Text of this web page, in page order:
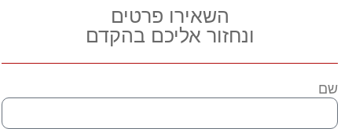
השאירו פרטים
ונחזור אליכם בהקדם
שם